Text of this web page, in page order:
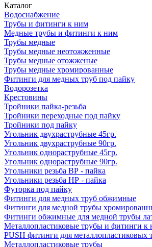
Каталог
Водоснабжение
Трубы и фитинги к ним
Медные трубы и фитинги к ним
Трубы медные
Трубы медные неотожженные
Трубы медные отожженые
Трубы медные хромированные
Фитинги для медных труб под пайку
Водорозетка
Крестовины
Тройники пайка-резьба
Тройники переходные под пайку
Тройники под пайку
Угольник двухраструбные 45гр.
Угольник двухраструбные 90гр.
Угольник однораструбные 45гр.
Угольник однораструбные 90гр.
Угольники резьба ВР - пайка
Угольники резьба НР - пайка
Футорка под пайку
Фитинги для медных труб обжимные
Фитинги для медной трубы
Фитинги обжимные для медной трубы
Металлопластиковые трубы и фитинги к
PUSH фитинги для металлопластиковых
Металлопластиковые трубы